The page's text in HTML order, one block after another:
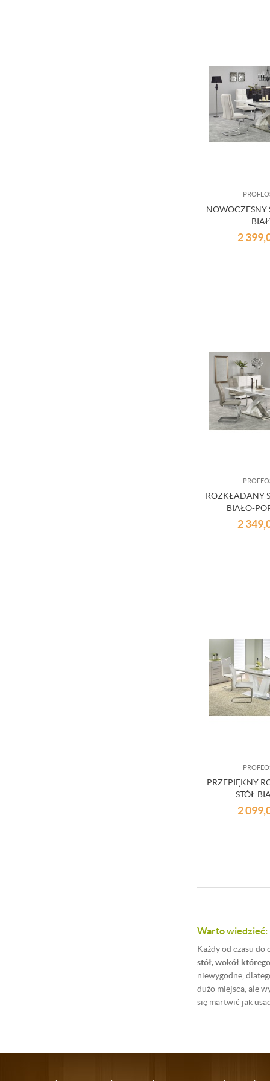
NOWOCZESNY
2
ROZKŁADANY
BIAŁO-
2
PRZEPIĘKNY
STÓŁ
2
Warto wiedzieć:
Każdy od czasu
stół, wokół
niewygodne,
dużo miejsca, ale
się martwić jak
utrzymaniu
współgrał z